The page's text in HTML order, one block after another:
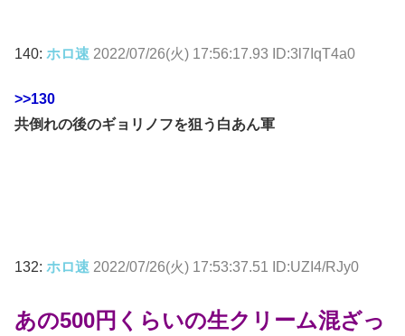
140: ホロ速 2022/07/26(火) 17:56:17.93 ID:3l7IqT4a0
>>130
共倒れの後のギョリノフを狙う白あん軍
132: ホロ速 2022/07/26(火) 17:53:37.51 ID:UZI4/RJy0
あの500円くらいの生クリーム混ざっ